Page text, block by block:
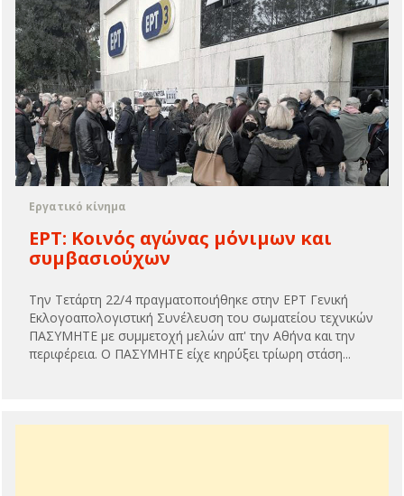
Εργατικό κίνημα
EΡΤ: Κοινός αγώνας μόνιμων και
συμβασιούχων
Την Τετάρτη 22/4 πραγματοποιήθηκε στην ΕΡΤ Γενική
Εκλογοαπολογιστική Συνέλευση του σωματείου τεχνικών
ΠΑΣΥΜΗΤΕ με συμμετοχή μελών απ' την Αθήνα και την
περιφέρεια. Ο ΠΑΣΥΜΗΤΕ είχε κηρύξει τρίωρη στάση...